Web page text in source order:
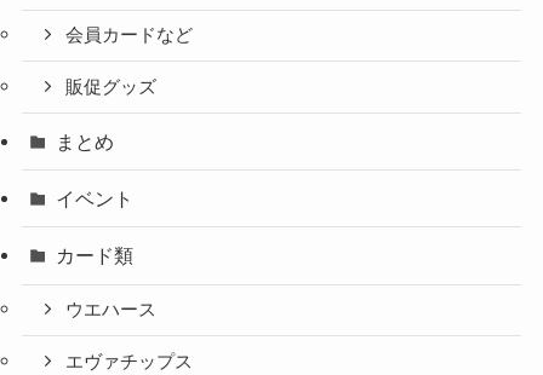
会員カードなど
販促グッズ
まとめ
イベント
カード類
ウエハース
エヴァチップス